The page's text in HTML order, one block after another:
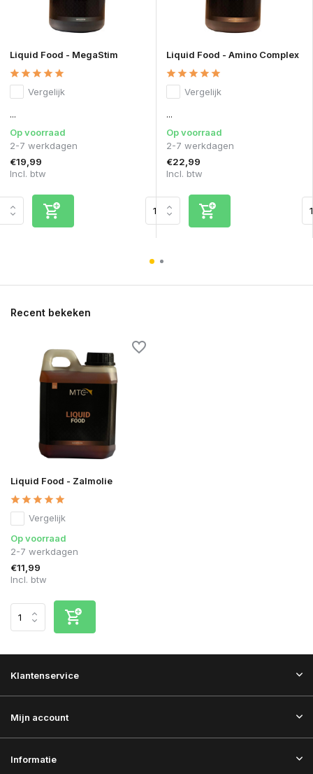
Liquid Food - MegaStim
Vergelijk
...
Op voorraad
2-7 werkdagen
€19,99
Incl. btw
Liquid Food - Amino Complex
Vergelijk
...
Op voorraad
2-7 werkdagen
€22,99
Incl. btw
Recent bekeken
Liquid Food - Zalmolie
Vergelijk
Op voorraad
2-7 werkdagen
€11,99
Incl. btw
Klantenservice
Mijn account
Informatie